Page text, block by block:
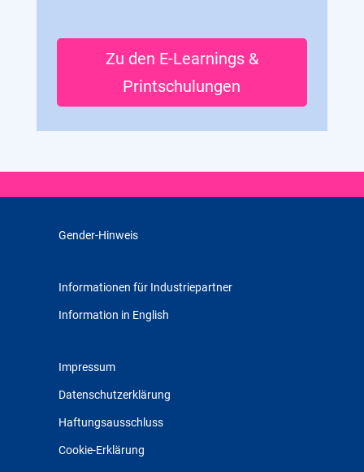
Zu den E-Learnings &
Printschulungen
Impressum
Datenschutzerklärung
Haftungsausschluss
Cookie-Erklärung
Informationen für Industriepartner
Information in English
Gender-Hinweis